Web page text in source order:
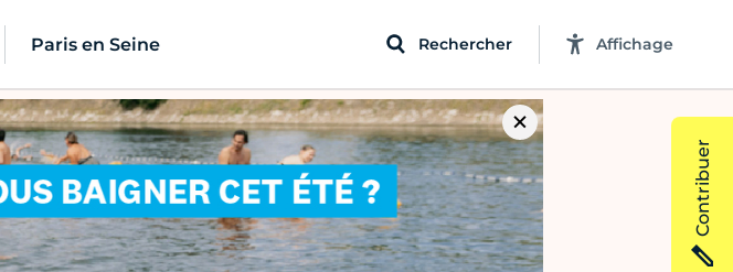
Paris en Seine Rechercher Affichage
Contribuer